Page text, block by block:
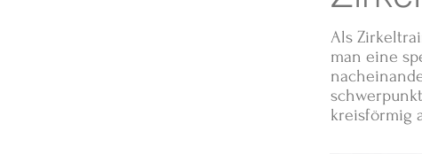
Als
man eine
kreisförmig